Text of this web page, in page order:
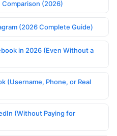
Comparison (2026)
(2026 Complete Guide)
in 2026 (Even Without a
(Username, Phone, or Real
(Without Paying for